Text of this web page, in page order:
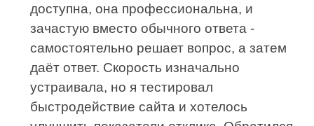
доступна, она профессиональна, и
зачастую вместо обычного ответа -
самостоятельно решает вопрос, а затем
даёт ответ. Скорость изначально
устраивала, но я тестировал
быстродействие сайта и хотелось